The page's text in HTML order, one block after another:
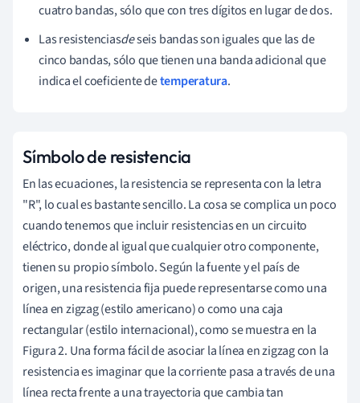
cuatro bandas, sólo que con tres dígitos en lugar de dos.
Las resistenciasdeseis bandas son iguales que las de
cinco bandas, sólo que tienen una banda adicional que
indica el coeficiente detemperatura.
Símbolo de resistencia
En las ecuaciones, la resistencia se representa con la letra
"R", lo cual es bastante sencillo. La cosa se complica un poco
cuando tenemos que incluir resistencias en un circuito
eléctrico, donde al igual que cualquier otro componente,
tienen su propio símbolo. Según la fuente y el país de
origen, una resistencia fija puede representarse como una
línea en zigzag (estilo americano) o como una caja
rectangular (estilo internacional), como se muestra en la
Figura 2. Una forma fácil de asociar la línea en zigzag con la
resistencia es imaginar que la corriente pasa a través de una
línea recta frente a una trayectoria que cambia tan